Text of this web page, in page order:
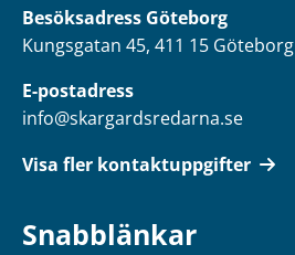
Besöksadress Göteborg
Kungsgatan 45, 411 15 Göteborg
E-postadress
info@skargardsredarna.se
Visa fler kontaktuppgifter
Snabblänkar